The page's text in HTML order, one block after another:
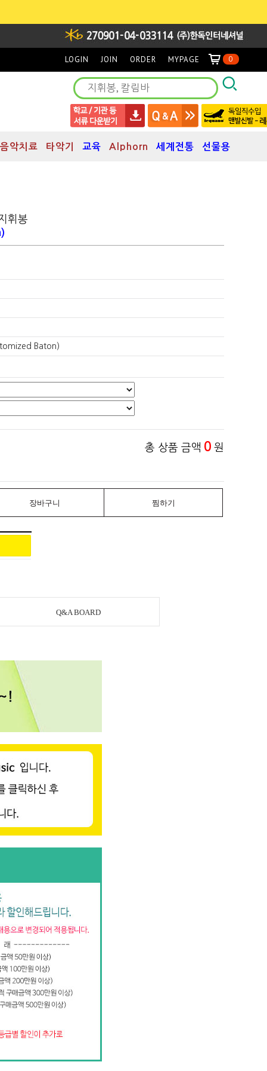
LOGIN JOIN ORDER MYPAGE 0
음악치료 타악기 교육 Alphorn 세계전통 선물용
휘봉
Baton)
총 상품 금액 0 원
장바구니 찜하기
Q&A BOARD